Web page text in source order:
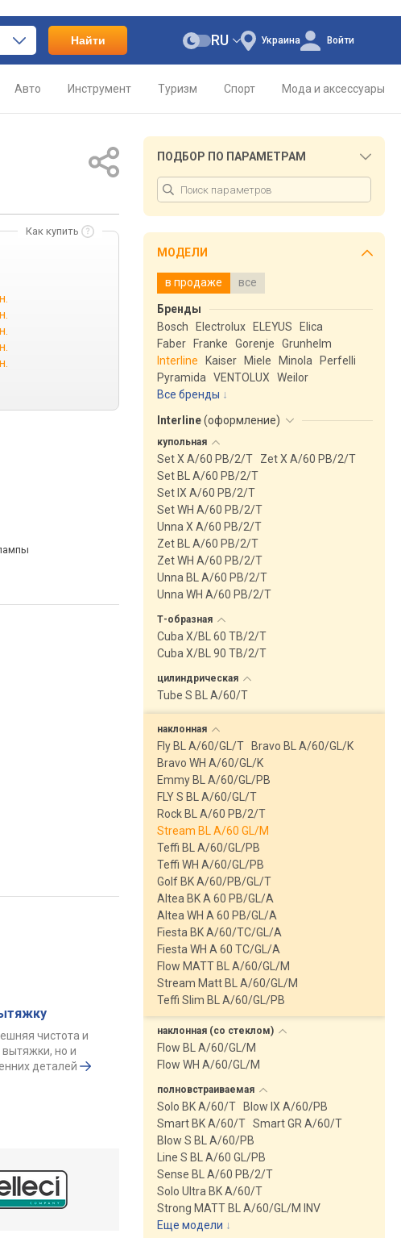
Найти Украина
RU Войти
Авто Инструмент Туризм Спорт Мода и аксессуары
Как купить
чистота и
вытяжки, но и
деталей
ПОДБОР ПО ПАРАМЕТРАМ
МОДЕЛИ
в продаже все
Бренды
Bosch
Electrolux ELEYUS
Elica
Faber
Franke Gorenje
Grunhelm
Interline
Kaiser Miele Minola
Perfelli
Pyramida
VENTOLUX
Weilor
Все бренды
Interline(оформление)
купольная
Set X A/60 PB/2/T
Zet X A/60 PB/2/T
Set BL A/60 PB/2/T
Set IX A/60 PB/2/T
Set WH A/60 PB/2/T
Unna X A/60 PB/2/T
Zet BL A/60 PB/2/T
Zet WH A/60 PB/2/T
Unna BL A/60 PB/2/T
Unna WH A/60 PB/2/T
Т-образная
Cuba X/BL 60 TB/2/T
Cuba X/BL 90 TB/2/T
цилиндрическая
Tube S BL A/60/T
наклонная
Fly BL A/60/GL/T
Bravo BL A/60/GL/K
Bravo WH A/60/GL/K
Emmy BL A/60/GL/PB
FLY S BL A/60/GL/T
Rock BL A/60 PB/2/T
Stream BL A/60 GL/M
Teffi BL A/60/GL/PB
Teffi WH A/60/GL/PB
Golf BK A/60/PB/GL/T
Altea BK A 60 PB/GL/A
Altea WH A 60 PB/GL/A
Fiesta BK A/60/TC/GL/A
Fiesta WH A 60 TC/GL/A
Flow MATT BL A/60/GL/M
Stream Matt BL A/60/GL/M
Teffi Slim BL A/60/GL/PB
наклонная (со стеклом)
Flow BL A/60/GL/M
Flow WH A/60/GL/M
полновстраиваемая
Solo BK A/60/T
Blow IX A/60/PB
Smart BK A/60/T Smart GR A/60/T
Blow S BL A/60/PB
Line S BL A/60 GL/PB
Sense BL A/60 PB/2/T
Solo Ultra BK A/60/T
Strong MATT BL A/60/GL/M INV
Еще модели ↓